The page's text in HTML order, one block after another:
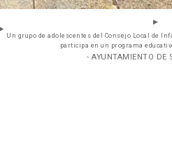
Un grupo de adolescentes del Consejo Local de
participa en un programa
- AYUNTAMIENTO DE